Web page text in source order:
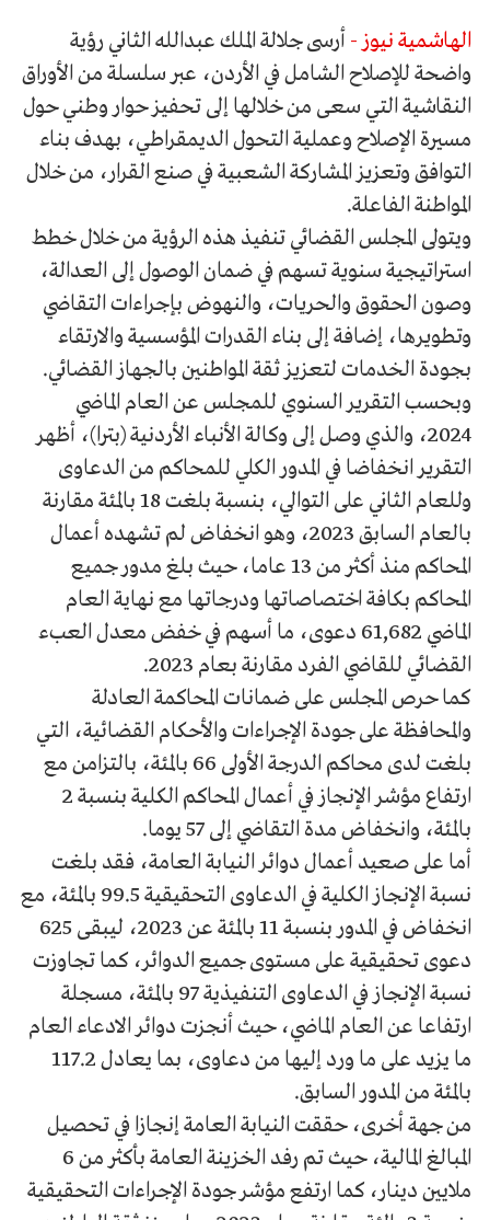
الهاشمية نيوز - أرسى جلالة الملك عبدالله الثاني رؤية
واضحة للإصلاح الشامل في الأردن، عبر سلسلة من الأوراق
النقاشية التي سعى من خلالها إلى تحفيز حوار وطني حول
مسيرة الإصلاح وعملية التحول الديمقراطي، بهدف بناء
التوافق وتعزيز المشاركة الشعبية في صنع القرار، من خلال
المواطنة الفاعلة.
ويتولى المجلس القضائي تنفيذ هذه الرؤية من خلال خطط
استراتيجية سنوية تسهم في ضمان الوصول إلى العدالة،
وصون الحقوق والحريات، والنهوض بإجراءات التقاضي
وتطويرها، إضافة إلى بناء القدرات المؤسسية والارتقاء
بجودة الخدمات لتعزيز ثقة المواطنين بالجهاز القضائي.
وبحسب التقرير السنوي للمجلس عن العام الماضي
2024، والذي وصل إلى وكالة الأنباء الأردنية (بترا)، أظهر
التقرير انخفاضا في المدور الكلي للمحاكم من الدعاوى
وللعام الثاني على التوالي، بنسبة بلغت 18 بالمئة مقارنة
بالعام السابق 2023، وهو انخفاض لم تشهده أعمال
المحاكم منذ أكثر من 13 عاما، حيث بلغ مدور جميع
المحاكم بكافة اختصاصاتها ودرجاتها مع نهاية العام
الماضي 61,682 دعوى، ما أسهم في خفض معدل العبء
القضائي للقاضي الفرد مقارنة بعام 2023.
كما حرص المجلس على ضمانات المحاكمة العادلة
والمحافظة على جودة الإجراءات والأحكام القضائية، التي
بلغت لدى محاكم الدرجة الأولى 66 بالمئة، بالتزامن مع
ارتفاع مؤشر الإنجاز في أعمال المحاكم الكلية بنسبة 2
بالمئة، وانخفاض مدة التقاضي إلى 57 يوما.
أما على صعيد أعمال دوائر النيابة العامة، فقد بلغت
نسبة الإنجاز الكلية في الدعاوى التحقيقية 99.5 بالمئة، مع
انخفاض في المدور بنسبة 11 بالمئة عن 2023، ليبقى 625
دعوى تحقيقية على مستوى جميع الدوائر، كما تجاوزت
نسبة الإنجاز في الدعاوى التنفيذية 97 بالمئة، مسجلة
ارتفاعا عن العام الماضي، حيث أنجزت دوائر الادعاء العام
ما يزيد على ما ورد إليها من دعاوى، بما يعادل 117.2
بالمئة من المدور السابق.
من جهة أخرى، حققت النيابة العامة إنجازا في تحصيل
المبالغ المالية، حيث تم رفد الخزينة العامة بأكثر من 6
ملايين دينار، كما ارتفع مؤشر جودة الإجراءات التحقيقية